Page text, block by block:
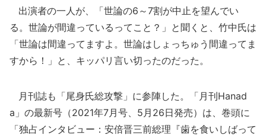
出演者の一人が、「世論の6～7割が中止を望んでい
る。世論が間違っているってこと？」と聞くと、竹中氏は
「世論は間違ってますよ。世論はしょっちゅう間違ってま
すから！」と、キッパリ言い切ったのだった。
月刊誌も「尾身氏総攻撃」に参陣した。「月刊Hanad
a」の最新号（2021年7月号、5月26日発売）は、巻頭に
「独占インタビュー：安倍晋三前総理『歯を食いしばって